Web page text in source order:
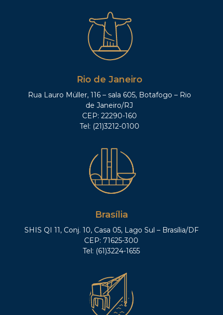
Rio de Janeiro
Rua Lauro Müller, 116 – sala 605, Botafogo – Rio
de Janeiro/RJ
CEP: 22290-160
Tel: (21)3212-0100
Brasília
SHIS QI 11, Conj. 10, Casa 05, Lago Sul – Brasília/DF
CEP: 71625-300
Tel: (61)3224-1655